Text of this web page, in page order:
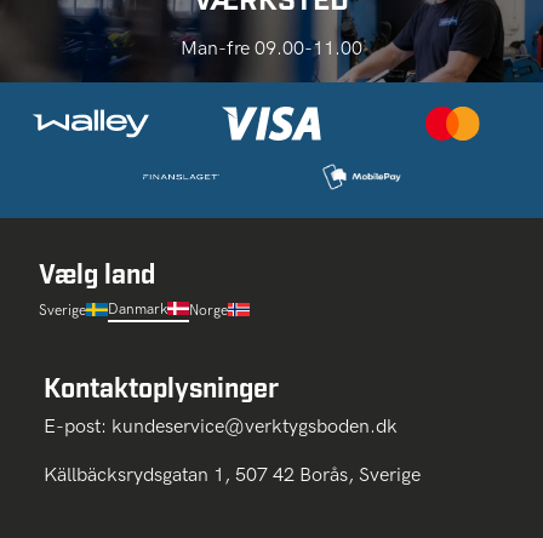
Man-fre 09.00-11.00
Vælg land
Sverige Danmark Norge
Kontaktoplysninger
E-post: kundeservice@verktygsboden.dk
Källbäcksrydsgatan 1, 507 42 Borås, Sverige